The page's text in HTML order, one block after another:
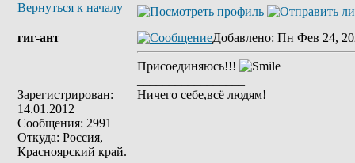
Вернуться к началу
гиг-ант
Зарегистрирован:
14.01.2012
Сообщения: 2991
Откуда: Россия,
Красноярский край.
Добавлено: Пн Фев 24,
Присоединяюсь!!!
Ничего себе,всё людям!